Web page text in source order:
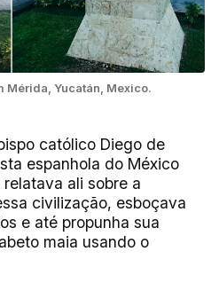
Mérida, Yucatán, Mexico.
católico Diego de
espanhola do México
ali sobre a
civilização, esboçava
e até propunha sua
maia usando o